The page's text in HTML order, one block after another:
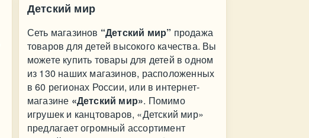
Детский мир
Сеть магазинов “Детский мир” продажа
товаров для детей высокого качества. Вы
можете купить товары для детей в одном
из 130 наших магазинов, расположенных
в 60 регионах России, или в интернет-
магазине «Детский мир». Помимо
игрушек и канцтоваров, «Детский мир»
предлагает огромный ассортимент